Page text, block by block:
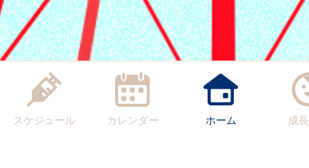
スケジュール カレンダー ホーム 成